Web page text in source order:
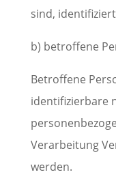
sind,
b) betroffene
Betroffene
identifizierbare
Verarbeitung
werden.